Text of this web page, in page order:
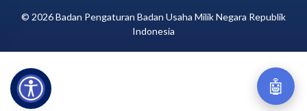
© 2026 Badan Pengaturan Badan Usaha Milik Negara Republik
Indonesia
🤖